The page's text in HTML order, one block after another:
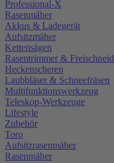
Professional-X
Rasenmäher
Akkus & Ladegerät
Aufsitzmäher
Kettensägen
Rasentrimmer &
Heckenscheren
Laubbläser & Schneefräsen
Multifunktionswerkzeug
Teleskop-Werkzeuge
Lifestyle
Zubehör
Toro
Aufsitzrasenmäher
Rasenmäher